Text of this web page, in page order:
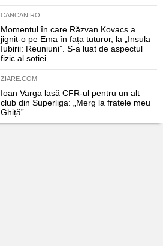
CANCAN.RO
Momentul în care Răzvan Kovacs a
jignit-o pe Ema în fața tuturor, la „Insula
Iubirii: Reuniuni”. S-a luat de aspectul
fizic al soției
ZIARE.COM
Ioan Varga lasă CFR-ul pentru un alt
club din Superliga: „Merg la fratele meu
Ghiță”